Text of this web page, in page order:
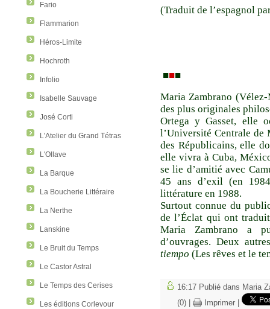
Fario
Flammarion
Héros-Limite
Hochroth
Infolio
Isabelle Sauvage
José Corti
L'Atelier du Grand Tétras
L'Ollave
La Barque
La Boucherie Littéraire
La Nerthe
Lanskine
Le Bruit du Temps
Le Castor Astral
Le Temps des Cerises
Les éditions Corlevour
(Traduit de l’espagnol
■■■
Maria Zambrano
des plus originales
Ortega y Gasset, elle
l’Université Centrale de
des Républicains, elle
elle vivra à Cuba,
se lie d’amitié avec
45 ans d’exil (en
littérature en 1988.
Surtout connue du
de l’Éclat qui ont
Maria Zambrano a
d’ouvrages. Deux
tiempo (Les rêves et le
16:17 Publié dans Maria
(0)
Imprimer